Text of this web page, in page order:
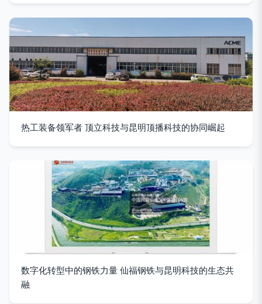
热工装备领军者 顶立科技与昆明顶播科技的协同崛起
数字化转型中的钢铁力量 仙福钢铁与昆明科技的生态共
融